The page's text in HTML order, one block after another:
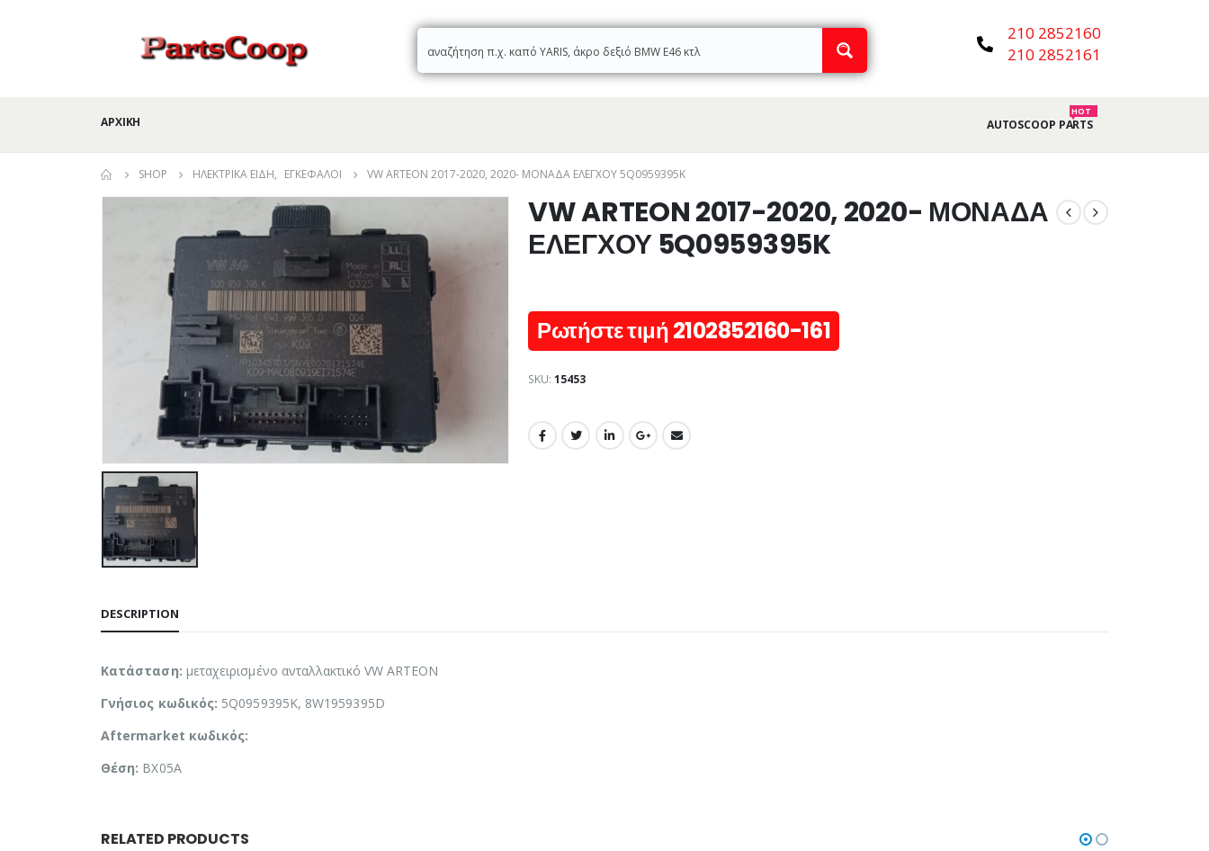
210 2852160
210 2852161
ΑΡΧΙΚΉ AUTOSCOOP PARTS
HOT
SHOP ΗΛΕΚΤΡΙΚΆ ΕΊΔΗ, ΕΓΚΈΦΑΛΟΙ VW ARTEON 2017-2020, 2020- ΜΟΝΑΔΑ ΕΛΕΓΧΟΥ 5Q0959395K
VW ARTEON 2017-2020, 2020- ΜΟΝΑΔΑ
ΕΛΕΓΧΟΥ 5Q0959395K
Ρωτήστε τιμή 2102852160-161
SKU: 15453
DESCRIPTION
Κατάσταση: μεταχειρισμένο ανταλλακτικό VW ARTEON
Γνήσιος κωδικός: 5Q0959395K, 8W1959395D
Aftermarket κωδικός:
Θέση: BX05A
RELATED PRODUCTS